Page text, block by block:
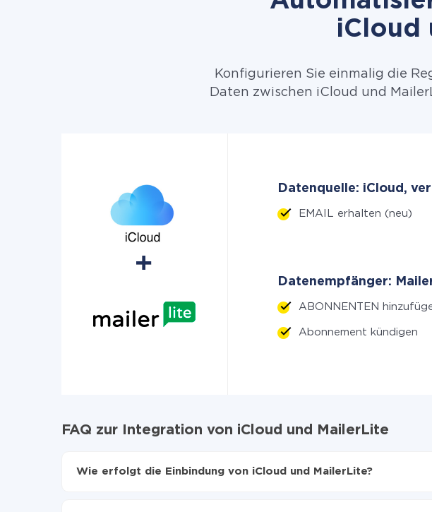
iCloud
Konfigurieren Sie einmalig die
Daten zwischen iCloud und
Datenquelle: iCloud,
EMAIL erhalten (neu)
Datenempfänger:
ABONNENTEN
Abonnement kündigen
FAQ zur Integration von iCloud und MailerLite
Wie erfolgt die Einbindung von iCloud und MailerLite?